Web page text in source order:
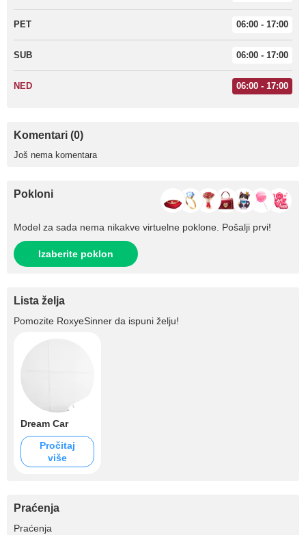
PET 06:00 - 17:00
SUB 06:00 - 17:00
NED 06:00 - 17:00
Komentari (0)
Još nema komentara
Pokloni
Model za sada nema nikakve virtuelne poklone. Pošalji prvi!
Izaberite poklon
Lista želja
Pomozite RoxyeSinner da ispuni želju!
Dream Car
Pročitaj
više
Praćenja
Praćenja